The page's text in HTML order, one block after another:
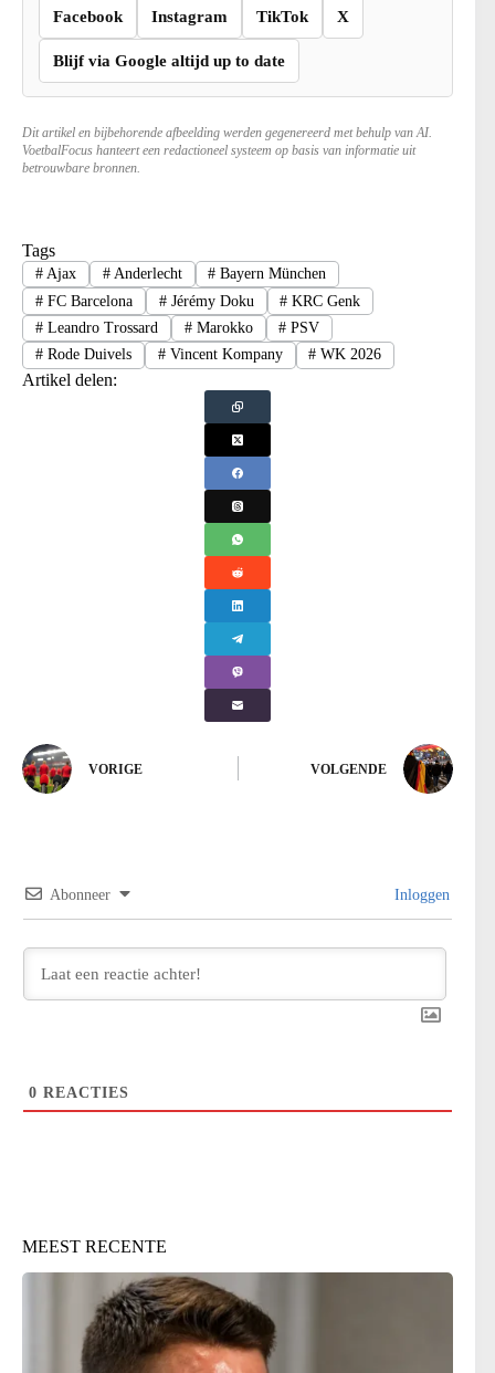
Facebook Instagram TikTok X
Blijf via Google altijd up to date
Dit artikel en bijbehorende afbeelding werden gegenereerd met behulp van AI.
VoetbalFocus hanteert een redactioneel systeem op basis van informatie uit
betrouwbare bronnen.
Tags
#Ajax #Anderlecht # Bayern München
#FC Barcelona #Jérémy Doku # KRC Genk
#Leandro Trossard #Marokko # PSV
#Rode Duivels #Vincent Kompany # WK 2026
Artikel delen:
VORIGE VOLGENDE
Abonneer Inloggen
0 REACTIES
MEEST RECENTE